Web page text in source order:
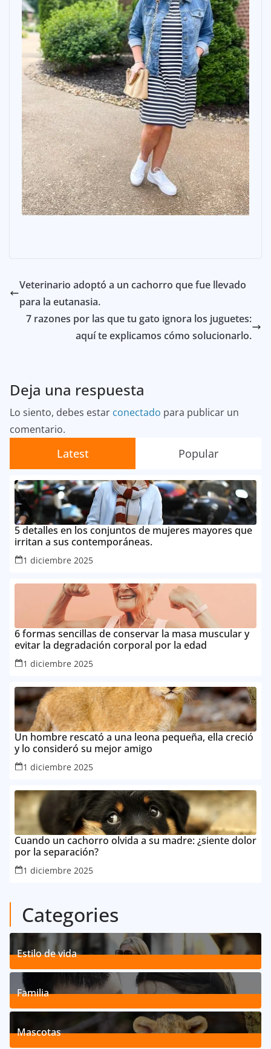
Veterinario adoptó a un cachorro que fue llevado
para la eutanasia.
7 razones por las que tu gato ignora los juguetes:
aquí te explicamos cómo solucionarlo.
Deja una respuesta
Lo siento, debes estar conectado para publicar un
comentario.
Latest Popular
5 detalles en los conjuntos de mujeres mayores que
irritan a sus contemporáneas.
1 diciembre 2025
6 formas sencillas de conservar la masa muscular y
evitar la degradación corporal por la edad
1 diciembre 2025
Un hombre rescató a una leona pequeña, ella creció
y lo consideró su mejor amigo
1 diciembre 2025
Cuando un cachorro olvida a su madre: ¿siente dolor
por la separación?
1 diciembre 2025
Categories
Estilo de vida
192Posts
Familia
527Posts
Mascotas